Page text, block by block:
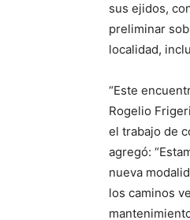
sus ejidos,
preliminar
localidad,
“Este
Rogelio
el trabajo de
agregó:
nueva
los caminos